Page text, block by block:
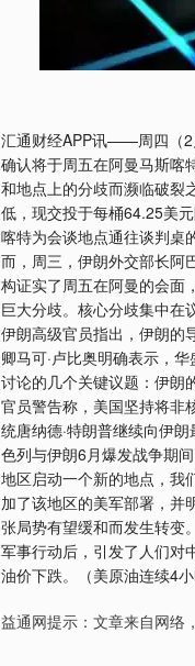
汇通财经APP讯——周四（2
确认将于周五在阿曼马斯喀
和地点上的分歧而濒临破裂
低，现交投于每桶64.25美
喀特为会谈地点通往谈判桌
而，周三，伊朗外交部长阿
构证实了周五在阿曼的会面
巨大分歧。核心分歧集中在
伊朗高级官员指出，伊朗的
卿马可·卢比奥明确表示，
讨论的几个关键议题：伊朗
官员警告称，美国坚持将非
统唐纳德·特朗普继续向伊
色列与伊朗6月爆发战争期
地区启动一个新的地点，我
加了该地区的美军部署，并
张局势有望缓和而发生转变
军事行动后，引发了人们对
油价下跌。（美原油连续4
益通网提示：文章来自网络